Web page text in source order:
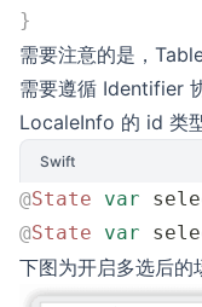
}
需要注意的是，
需要遵循 Identifier
LocaleInfo 的 id 类
Swift
@State var
@State var
下图为开启多选后的